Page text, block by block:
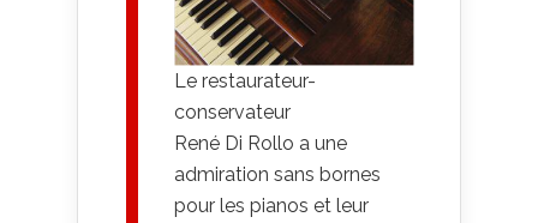
Le restaurateur-
conservateur
René Di Rollo a une
admiration sans bornes
pour les pianos et leur